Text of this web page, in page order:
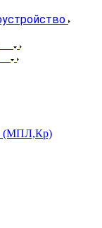
(МПЛ,Кр)